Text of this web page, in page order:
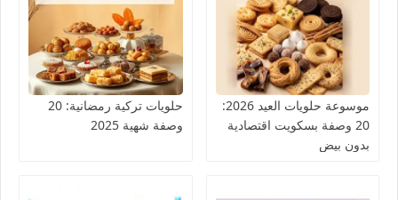
موسوعة حلويات العيد 2026:
20 وصفة بسكويت اقتصادية
بدون بيض
حلويات تركية رمضانية: 20
وصفة شهية 2025